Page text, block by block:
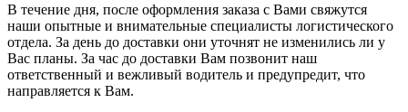
В течение дня, после оформления заказа с Вами свяжутся
наши опытные и внимательные специалисты логистического
отдела. За день до доставки они уточнят не изменились ли у
Вас планы. За час до доставки Вам позвонит наш
ответственный и вежливый водитель и предупредит, что
направляется к Вам.